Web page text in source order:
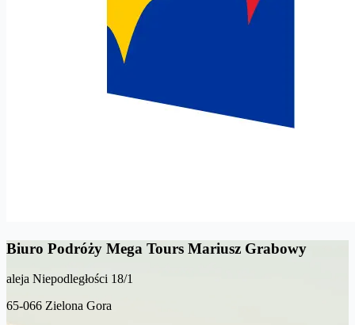
Biuro Podróży Mega Tours Mariusz Grabowy
aleja Niepodległości 18/1
65-066 Zielona Gora